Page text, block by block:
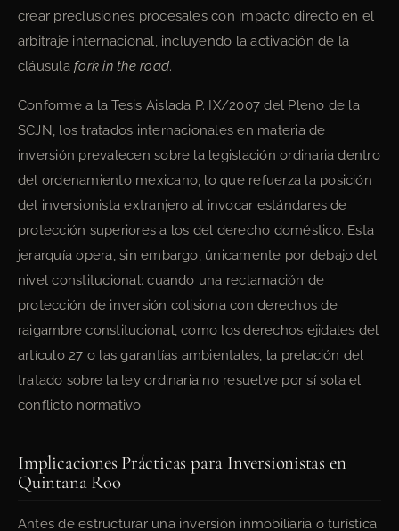
crear preclusiones procesales con impacto directo en el
arbitraje internacional, incluyendo la activación de la
cláusulafork in the road.
Conforme a la Tesis Aislada P. IX/2007 del Pleno de la
SCJN, los tratados internacionales en materia de
inversión prevalecen sobre la legislación ordinaria dentro
del ordenamiento mexicano, lo que refuerza la posición
del inversionista extranjero al invocar estándares de
protección superiores a los del derecho doméstico. Esta
jerarquía opera, sin embargo, únicamente por debajo del
nivel constitucional: cuando una reclamación de
protección de inversión colisiona con derechos de
raigambre constitucional, como los derechos ejidales del
artículo 27 o las garantías ambientales, la prelación del
tratado sobre la ley ordinaria no resuelve por sí sola el
conflicto normativo.
Implicaciones Prácticas para Inversionistas en
Quintana Roo
Antes de estructurar una inversión inmobiliaria o turística